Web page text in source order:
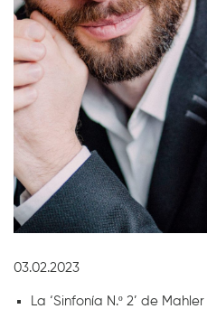
03.02.2023
La ‘Sinfonía N.º 2’ de